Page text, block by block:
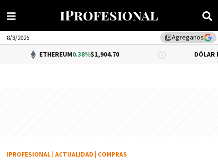
library_addAgreganos
8/8/2026
ETHEREUM0.38%$1,904.70 DÓLAR BNA 0.34%
IPROFESIONAL ACTUALIDAD COMPRAS